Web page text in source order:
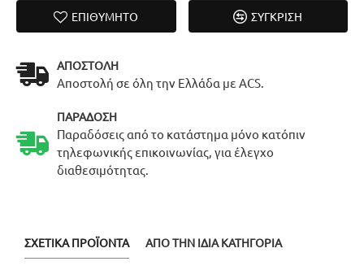
ΕΠΙΘΥΜΗΤΌ ΣΎΓΚΡΙΣΗ
ΑΠΟΣΤΟΛΉ
Αποστολή σε όλη την Ελλάδα με ACS.
ΠΑΡΆΔΟΣΗ
Παραδόσεις από το κατάστημα μόνο κατόπιν
τηλεφωνικής επικοινωνίας, για έλεγχο
διαθεσιμότητας.
ΣΧΕΤΙΚΆ ΠΡΟΪΌΝΤΑ ΑΠΌ ΤΗΝ ΊΔΙΑ ΚΑΤΗΓΟΡΊΑ